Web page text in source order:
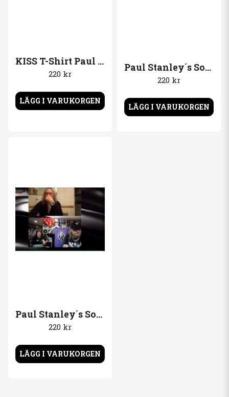
KISS T-Shirt Paul Stanley Solo album 78
220 kr
LÄGG I VARUKORGEN
Paul Stanley´s Soul Station Hoodie Logo
220 kr
LÄGG I VARUKORGEN
Paul Stanley´s Soul Station T-Shirt
220 kr
LÄGG I VARUKORGEN